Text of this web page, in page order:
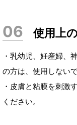
使用上
・乳幼児、妊産婦、
の方は、使用しない
・皮膚と粘膜を刺激
ください。